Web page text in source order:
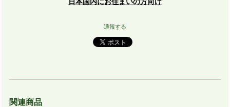
通報する
関連商品